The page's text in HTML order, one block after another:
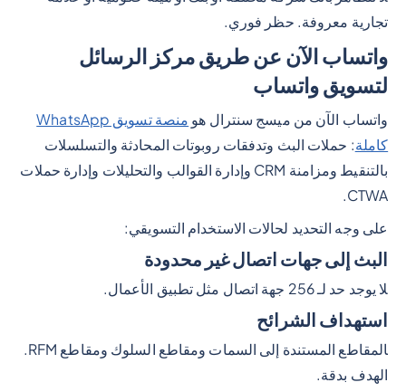
تجارية معروفة. حظر فوري.
واتساب الآن عن طريق مركز الرسائل
لتسويق واتساب
واتساب الآن من ميسج سنترال هو
منصة تسويق WhatsApp
كاملة: حملات البث وتدفقات روبوتات المحادثة والتسلسلات
بالتنقيط ومزامنة CRM وإدارة القوالب والتحليلات وإدارة حملات
CTWA.
على وجه التحديد لحالات الاستخدام التسويقي:
البث إلى جهات اتصال غير محدودة
لا يوجد حد لـ 256 جهة اتصال مثل تطبيق الأعمال.
استهداف الشرائح
المقاطع المستندة إلى السمات ومقاطع السلوك ومقاطع RFM.
الهدف بدقة.